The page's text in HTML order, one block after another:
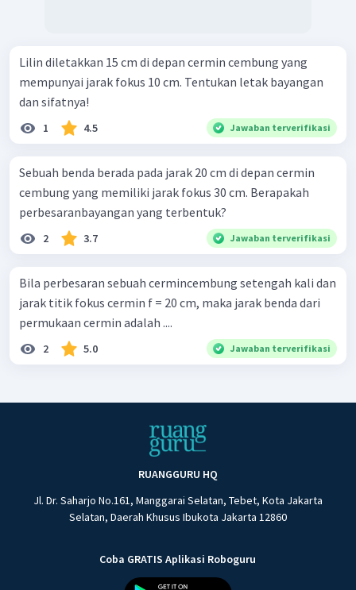
Lilin diletakkan 15 cm di depan cermin cembung yang
mempunyai jarak fokus 10 cm. Tentukan letak bayangan
dan sifatnya!
1 4.5 Jawaban terverifikasi
Sebuah benda berada pada jarak 20 cm di depan cermin
cembung yang memiliki jarak fokus 30 cm. Berapakah
perbesaranbayangan yang terbentuk?
2 3.7 Jawaban terverifikasi
Bila perbesaran sebuah cermincembung setengah kali dan
jarak titik fokus cermin f = 20 cm, maka jarak benda dari
permukaan cermin adalah ....
2 5.0 Jawaban terverifikasi
RUANGGURU HQ
Jl. Dr. Saharjo No.161, Manggarai Selatan, Tebet, Kota Jakarta
Selatan, Daerah Khusus Ibukota Jakarta 12860
Coba GRATIS Aplikasi Roboguru